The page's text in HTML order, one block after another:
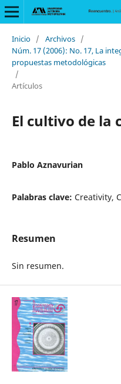
Inicio / Archivos /
Núm. 17 (2006): No. 17, La
propuestas metodológicas
/
Artículos
El cultivo de la
Pablo Aznavurian
Palabras clave: Creativity,
Resumen
Sin resumen.